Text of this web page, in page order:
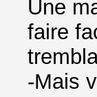
Une
faire
-Mais